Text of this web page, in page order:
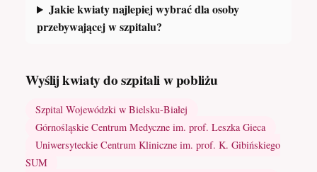
Jakie kwiaty najlepiej wybrać dla osoby
przebywającej w szpitalu?
Wyślij kwiaty do szpitali w pobliżu
Szpital Wojewódzki w Bielsku-Białej
Górnośląskie Centrum Medyczne im. prof. Leszka Gieca
Uniwersyteckie Centrum Kliniczne im. prof. K. Gibińskiego
SUM